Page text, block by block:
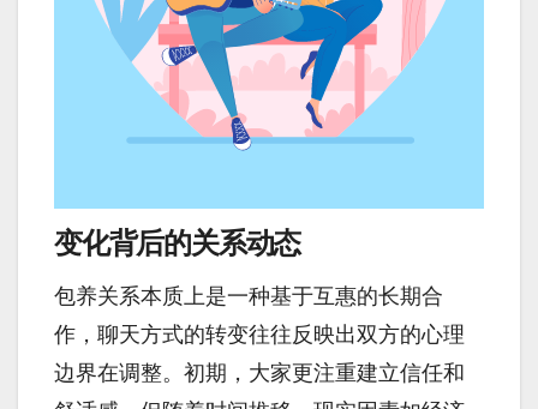
变化背后的关系动态
包养关系本质上是一种基于互惠的长期合
作，聊天方式的转变往往反映出双方的心理
边界在调整。初期，大家更注重建立信任和